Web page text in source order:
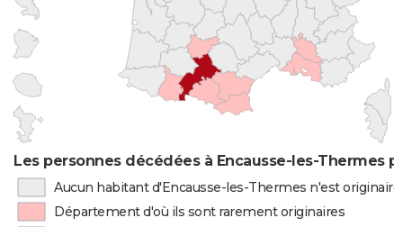
Les personnes décédées à Encausse-les-Thermes
Aucun habitant d'Encausse-les-Thermes n'est
Département d'où ils sont rarement originaires